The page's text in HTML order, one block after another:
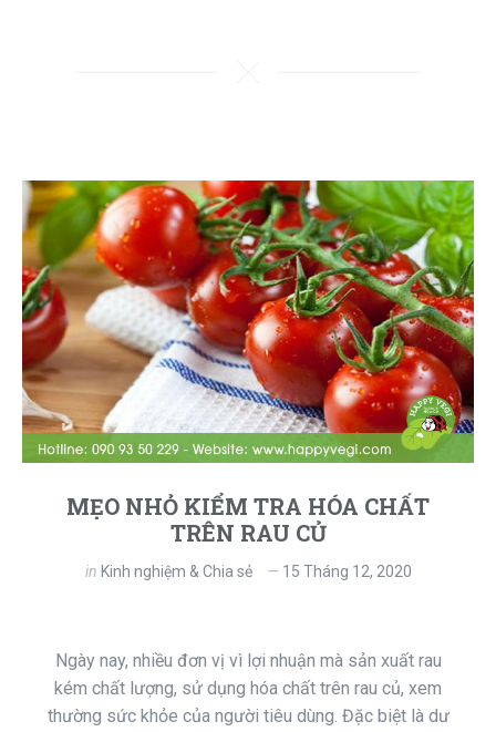
MẸO NHỎ KIỂM TRA HÓA CHẤT
TRÊN RAU CỦ
in Kinh nghiệm & Chia sẻ 15 Tháng 12, 2020
Ngày nay, nhiều đơn vị vì lợi nhuận mà sản xuất rau
kém chất lượng, sử dụng hóa chất trên rau củ, xem
thường sức khỏe của người tiêu dùng. Đặc biệt là dư